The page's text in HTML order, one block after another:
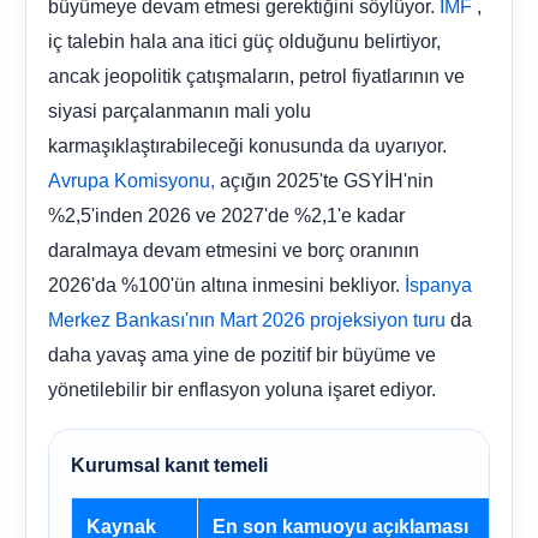
büyümeye devam etmesi gerektiğini söylüyor.
IMF
iç talebin hala ana itici güç olduğunu belirtiyor,
ancak jeopolitik çatışmaların, petrol fiyatlarının ve
siyasi parçalanmanın mali yolu
karmaşıklaştırabileceği konusunda da uyarıyor.
Avrupa Komisyonu, açığın 2025'te GSYİH'nin
%2,5'inden 2026 ve 2027'de %2,1'e kadar
daralmaya devam etmesini ve borç oranının
2026'da %100'ün altına inmesini bekliyor.
İspanya
Merkez Bankası'nın Mart 2026 projeksiyon turu da
daha yavaş ama yine de pozitif bir büyüme ve
yönetilebilir bir enflasyon yoluna işaret ediyor.
Kurumsal kanıt temeli
Kaynak En son kamuoyu açıklaması